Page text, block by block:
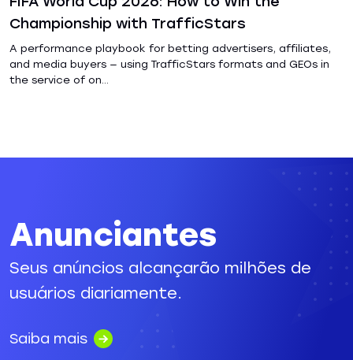
Championship with TrafficStars
A performance playbook for betting advertisers, affiliates,
and media buyers — using TrafficStars formats and GEOs in
the service of on...
Anunciantes
Seus anúncios alcançarão milhões de
usuários diariamente.
Saiba mais